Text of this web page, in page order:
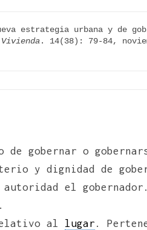
. 14(38): 79-84,
de gobernar o
y dignidad de
el gobernador.
al lugar .